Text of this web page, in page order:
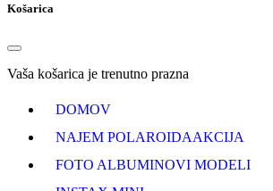
Košarica
Vaša košarica je trenutno prazna
DOMOV
NAJEM POLAROIDAAKCIJA
FOTO ALBUMINOVI MODELI